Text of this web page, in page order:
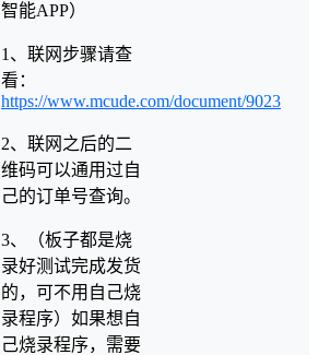
智能APP）
1、联网步骤请查
看：
https://www.mcude.com/document/9023
2、联网之后的二
维码可以通用过自
己的订单号查询。
3、（板子都是烧
录好测试完成发货
的，可不用自己烧
录程序）如果想自
己烧录程序，需要